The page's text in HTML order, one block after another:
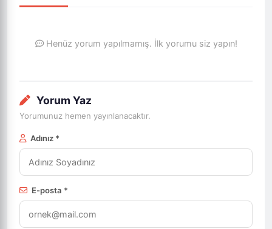
Henüz yorum yapılmamış. İlk yorumu siz yapın!
Yorum Yaz
Yorumunuz hemen yayınlanacaktır.
Adınız *
E-posta *